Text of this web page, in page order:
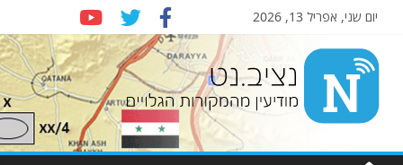
יום שני, אפריל 13, 2026
Nziv.net
מודיעין
מהמקורות